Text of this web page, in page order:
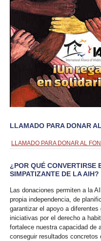
LLAMADO PARA DONAR
LLAMADO PARA DONAR AL
¿POR QUÉ CONVERTIRSE
SIMPATIZANTE DE LA AIH?
Las donaciones permiten a la
propia independencia, de
garantizar el apoyo a diferentes
iniciativas por el derecho a
fortalece nuestra capacidad de
conseguir resultados concretos